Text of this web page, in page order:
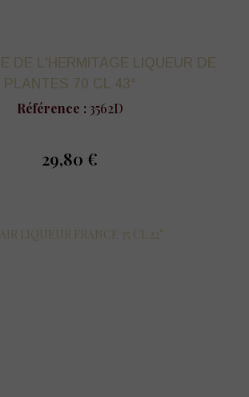
DE L'HERMITAGE LIQUEUR DE
PLANTES 70 CL 43°
Référence :3562D
prix
29,80 €